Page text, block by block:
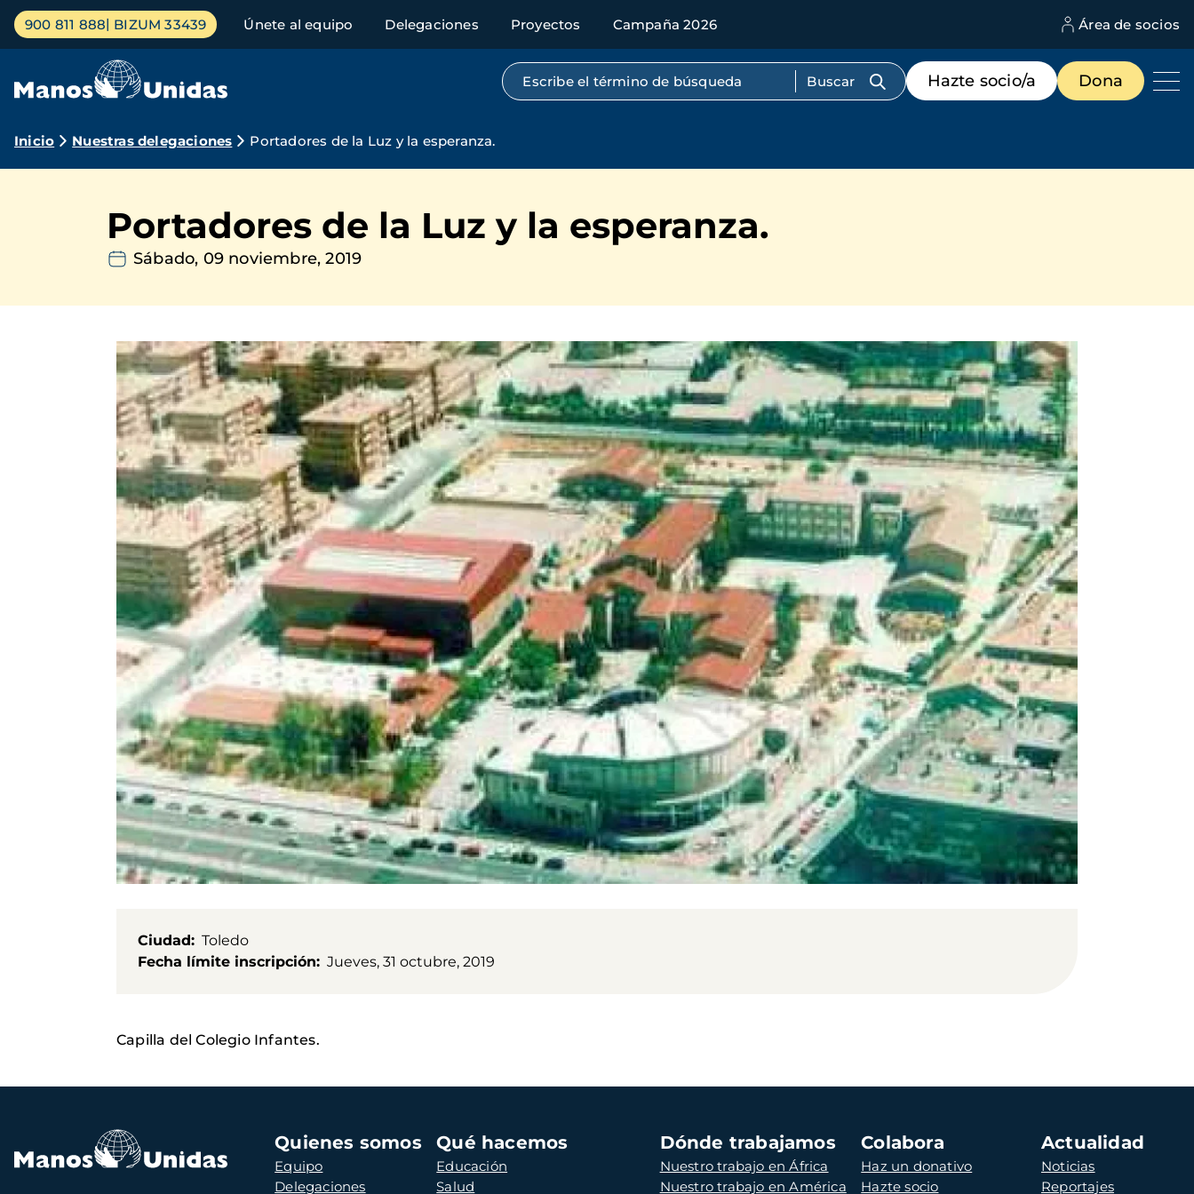
Pasar
contenido
Menú
principal
900 811 888 BIZUM 33439 Únete al equipo Delegaciones Proyectos Campaña 2026 Área de socios
Búsqueda por texto completo
Menú
de
destacados
Hazte socio/a Dona
Ruta
navegación
Inicio Nuestras delegaciones Portadores de la Luz y la esperanza.
Portadores de la Luz y la esperanza.
Sábado, 09 noviembre, 2019
Ciudad
Toledo
Fecha límite inscripción
Jueves, 31 octubre, 2019
Capilla del Colegio Infantes.
Navegación
principal
Quienes somos
Equipo
Delegaciones
Qué hacemos
Educación
Salud
Dónde trabajamos
Nuestro trabajo en África
Nuestro trabajo en América
Colabora
Haz un donativo
Hazte socio
Actualidad
Noticias
Reportajes